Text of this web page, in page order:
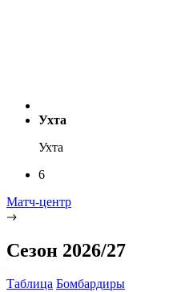
Ухта
Ухта
6
Матч-центр
Сезон 2026/27
Таблица Бомбардиры